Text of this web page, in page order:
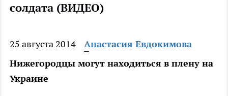
солдата (ВИДЕО)
25 августа 2014
Анастасия Евдокимова
Нижегородцы могут находиться в плену на
Украине